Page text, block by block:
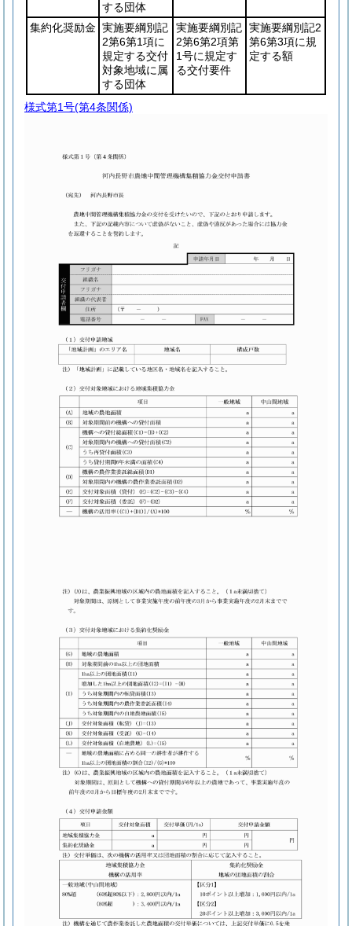
する団体
集約化奨励金 実施要綱別記
2第6第1項に
規定する交付
対象地域に属
する団体
実施要綱別記
2第6第2項第
1号に規定す
る交付要件
実施要綱別記2
第6第3項に規
定する額
様式第1号(第4条関係)